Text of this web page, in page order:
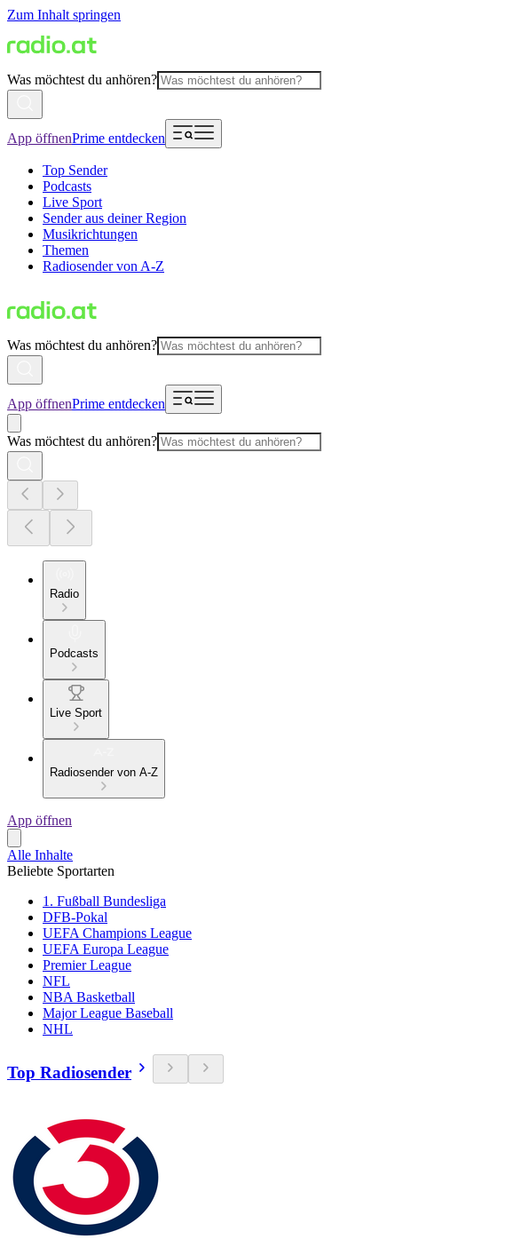
Zum Inhalt springen
Was möchtest du anhören?
App öffnenPrime entdecken
Top Sender
Podcasts
Live Sport
Sender aus deiner Region
Musikrichtungen
Themen
Radiosender von A-Z
Was möchtest du anhören?
App öffnenPrime entdecken
Was möchtest du anhören?
Radio
Podcasts
Live Sport
Radiosender von A-Z
App öffnen
Alle Inhalte
Beliebte Sportarten
1. Fußball Bundesliga
DFB-Pokal
UEFA Champions League
UEFA Europa League
Premier League
NFL
NBA Basketball
Major League Baseball
NHL
Top Radiosender